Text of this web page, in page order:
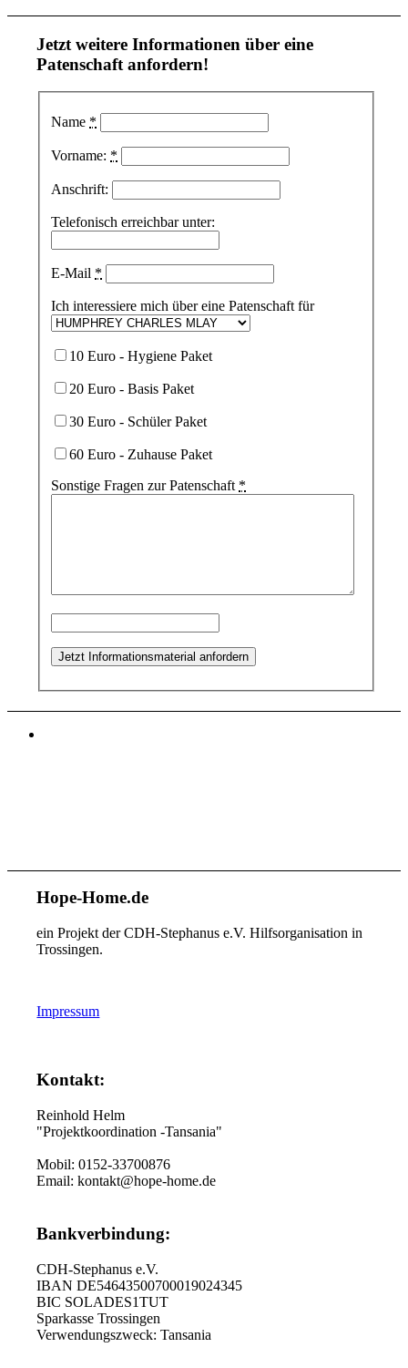
Jetzt weitere Informationen über eine
Patenschaft anfordern!
Name *
Vorname: *
Anschrift:
Telefonisch erreichbar unter:
E-Mail *
Ich interessiere mich über eine Patenschaft für
10 Euro - Hygiene Paket
20 Euro - Basis Paket
30 Euro - Schüler Paket
60 Euro - Zuhause Paket
Sonstige Fragen zur Patenschaft *
Hope-Home.de
ein Projekt der CDH-Stephanus e.V. Hilfsorganisation in
Trossingen.
Impressum
Kontakt:
Reinhold Helm
"Projektkoordination -Tansania"
Mobil: 0152-33700876
Email: kontakt@hope-home.de
Bankverbindung:
CDH-Stephanus e.V.
IBAN DE54643500700019024345
BIC SOLADES1TUT
Sparkasse Trossingen
Verwendungszweck: Tansania